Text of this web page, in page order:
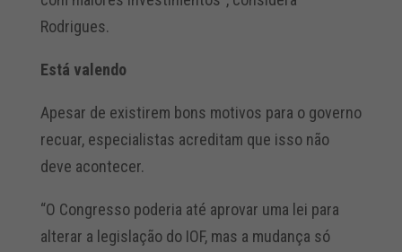
Rodrigues.
Está valendo
Apesar de existirem bons motivos para o governo
recuar, especialistas acreditam que isso não
deve acontecer.
“O Congresso poderia até aprovar uma lei para
alterar a legislação do IOF, mas a mudança só